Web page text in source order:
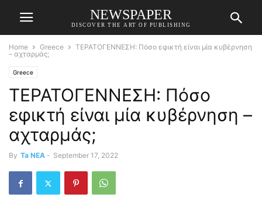
NEWSPAPER
DISCOVER THE ART OF PUBLISHING
Home Greece
ΤΕΡΑΤΟΓΕΝΝΕΣΗ: Πόσο εφικτή είναι μία κυβέρνηση
– αχταρμάς;
Greece
ΤΕΡΑΤΟΓΕΝΝΕΣΗ: Πόσο
εφικτή είναι μία κυβέρνηση –
αχταρμάς;
By Ta NEA - September 17, 2022